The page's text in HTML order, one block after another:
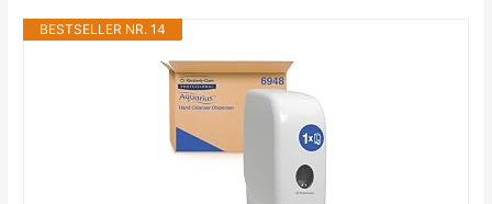
BESTSELLER NR. 14